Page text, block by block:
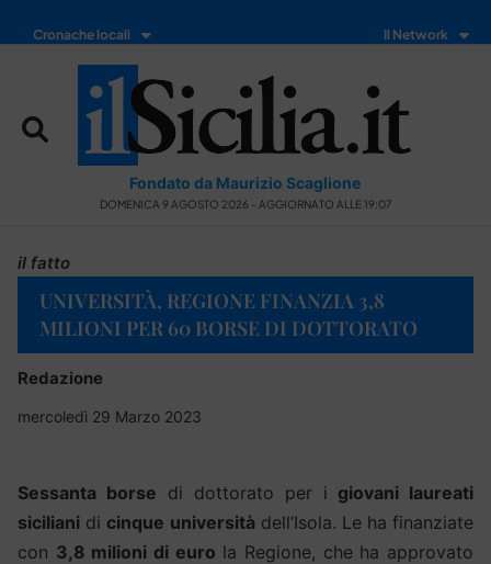
Cronache locali Il Network
Fondato da Maurizio Scaglione
DOMENICA 9 AGOSTO 2026 - AGGIORNATO ALLE 19:07
il fatto
UNIVERSITÀ, REGIONE FINANZIA 3,8
MILIONI PER 60 BORSE DI DOTTORATO
Redazione
mercoledì 29 Marzo 2023
Sessanta borse di dottorato per i giovani laureati
siciliani di cinque università dell’Isola. Le ha finanziate
con 3,8 milioni di euro la Regione, che ha approvato